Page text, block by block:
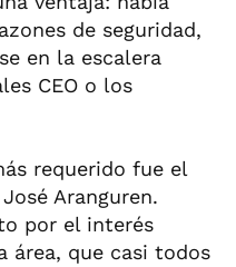
de seguridad,
en la escalera
CEO o los
requerido fue el
Aranguren.
por el interés
área, que casi todos